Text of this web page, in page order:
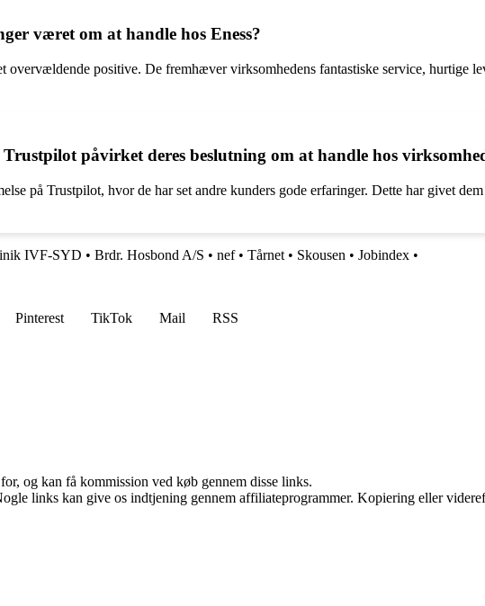
været om at handle hos Eness?
overvældende positive. De fremhæver virksomhedens fantastiske service, hurtige
påvirket deres beslutning om at handle hos
på Trustpilot, hvor de har set andre kunders gode erfaringer. Dette har givet
IVF-SYD • Brdr. Hosbond A/S • nef• Tårnet • Skousen • Jobindex •
Pinterest TikTok Mail
RSS
og kan få kommission ved køb gennem disse links.
links kan give os indtjening gennem affiliateprogrammer. Kopiering eller